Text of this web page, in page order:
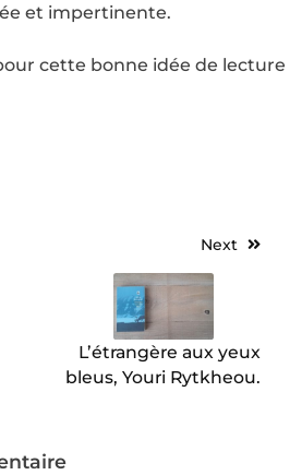
et impertinente.
cette bonne idée de lecture
Next
L’étrangère aux yeux
bleus, Youri Rytkheou.